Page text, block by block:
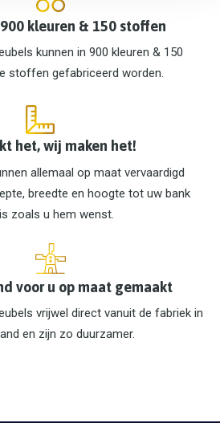
kleuren & 150 stoffen
kunnen in 900 kleuren & 150
stoffen gefabriceerd worden.
het, wij maken het!
allemaal op maat vervaardigd
breedte en hoogte tot uw bank
zoals u hem wenst.
voor u op maat gemaakt
vrijwel direct vanuit de fabriek in
en zijn zo duurzamer.